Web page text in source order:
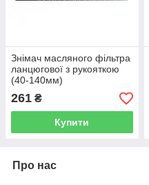
Знімач масляного фільтра
ланцюгової з рукояткою
(40-140мм)
261 ₴
Купити
Про нас